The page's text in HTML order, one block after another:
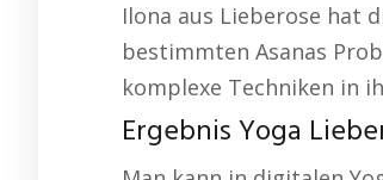
Ilona aus Lieberose hat
bestimmten Asanas
komplexe Techniken in
Ergebnis Yoga